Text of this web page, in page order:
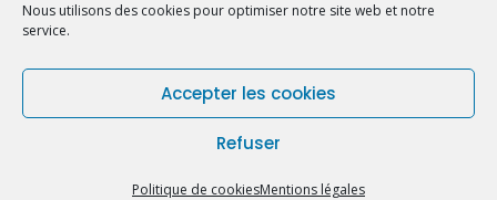
Nous utilisons des cookies pour optimiser notre site web et notre
service.
Accepter les cookies
Refuser
Politique de cookiesMentions légales
Copyright © 2026 Bosa. Powered by